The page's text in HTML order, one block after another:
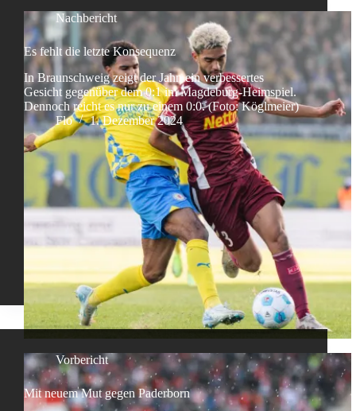
Nachbericht
Es fehlt die letzte Konsequenz
In Braunschweig zeigt der Jahn ein verbessertes
Gesicht gegenüber dem 0:1 im Magdeburg-Heimspiel.
Dennoch reicht es nur zu einem 0:0. (Foto: Köglmeier)
Flo
1. Dezember 2024
Vorbericht
Mit neuem Mut gegen Paderborn